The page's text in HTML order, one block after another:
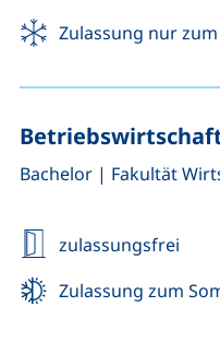
Zulassung nur
Bachelor, | Fakultät
zulassungsfrei
Zulassung zum